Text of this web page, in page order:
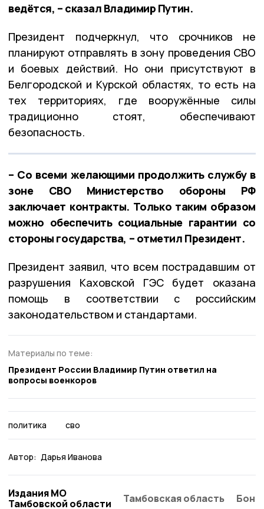
ведётся, – сказал Владимир Путин.
Президент подчеркнул, что срочников не
планируют отправлять в зону проведения СВО
и боевых действий. Но они присутствуют в
Белгородской и Курской областях, то есть на
тех территориях, где вооружённые силы
традиционно стоят, обеспечивают
безопасность.
– Со всеми желающими продолжить службу в
зоне СВО Министерство обороны РФ
заключает контракты. Только таким образом
можно обеспечить социальные гарантии со
стороны государства, – отметил Президент.
Президент заявил, что всем пострадавшим от
разрушения Каховской ГЭС будет оказана
помощь в соответствии с российским
законодательством и стандартами.
Материалы по теме:
Президент России Владимир Путин ответил на
вопросы военкоров
политика сво
Автор: Дарья Иванова
Издания МО
Тамбовской области
Тамбовская область